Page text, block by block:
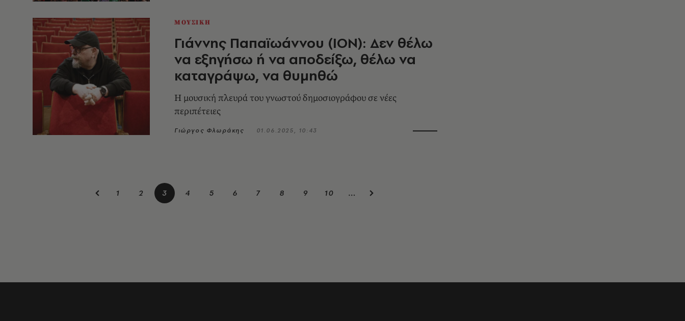
ΜΟΥΣΙΚΗ
Γιάννης Παπαϊωάννου (ΙΟΝ): Δεν θέλω
να εξηγήσω ή να αποδείξω, θέλω να
καταγράψω, να θυμηθώ
Η μουσική πλευρά του γνωστού δημοσιογράφου σε νέες
περιπέτειες
Γιώργος Φλωράκης 01.06.2025, 10:43
1 2 3 4 5 6 7 8 9 10 …